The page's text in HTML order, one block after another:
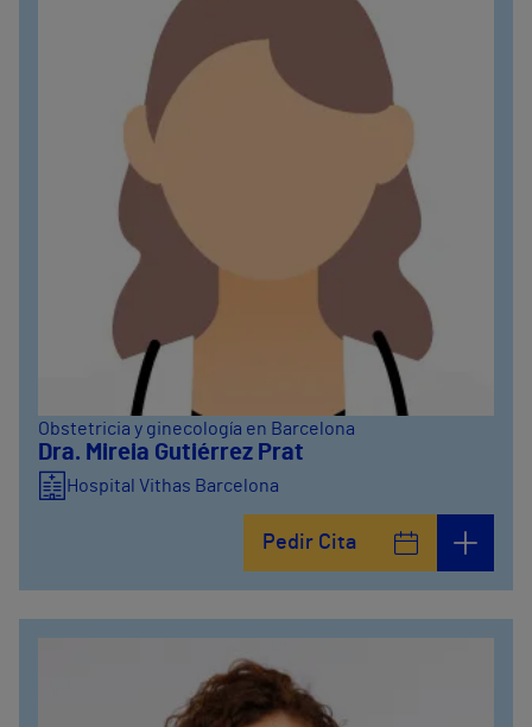
Obstetricia y ginecología en Barcelona
Dra. Mireia Gutiérrez Prat
Hospital Vithas Barcelona
Pedir Cita